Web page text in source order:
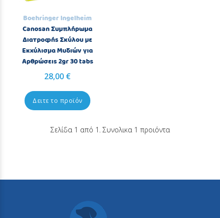
Boehringer Ingelheim
Canosan Συμπλήρωμα
Διατροφής Σκύλου με
Εκχύλισμα Μυδιών για
Αρθρώσεις 2gr 30 tabs
28,00 €
Δειτε το προϊόν
Σελίδα 1 από 1. Συνολικα 1 προιόντα